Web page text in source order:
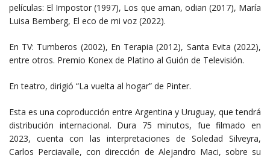
películas: El Impostor (1997), Los que aman, odian (2017), María
Luisa Bemberg, El eco de mi voz (2022).
En TV: Tumberos (2002), En Terapia (2012), Santa Evita (2022),
entre otros. Premio Konex de Platino al Guión de Televisión.
En teatro, dirigió “La vuelta al hogar” de Pinter.
Esta es una coproducción entre Argentina y Uruguay, que tendrá
distribución internacional. Dura 75 minutos, fue filmado en
2023, cuenta con las interpretaciones de Soledad Silveyra,
Carlos Perciavalle, con dirección de Alejandro Maci, sobre su